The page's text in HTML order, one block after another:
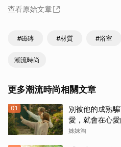
查看原始文章
#磁磚 #材質 #浴室
潮流時尚
更多潮流時尚相關文章
01
別被他的成熟
愛，就會在心
姊妹淘